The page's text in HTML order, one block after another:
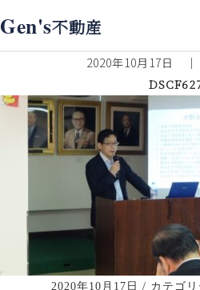
Gen's不動産
2020年10月17日
2020年10月17日 / カテゴ